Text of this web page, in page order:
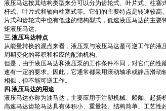
液压马达按其结构类型来分可以分为齿轮式、叶片式、柱塞
杆式、叶片式和轴向柱塞式等。它们的主要特点是转速较
片式和齿轮式中也有低速的结构型式，低速液压马达的主
矩液压马达。
三.液压马达特点
从能量转换的观点来看，液压泵与液压马达是可逆工作的
周期变化的容积和相应的配油机构。
但是，由于液压马达和液压泵的工作条件不同，对它们的
速有一定的要求。因此，它通常都采用滚动轴承或静压滑
相似，但不能可逆工作。
四.液压马达的用途
液压马达亦称为油马达，主要应用于注塑机械、船舶、起扬
高速马达齿轮马达具有体积小、重量轻、结构简单、工艺